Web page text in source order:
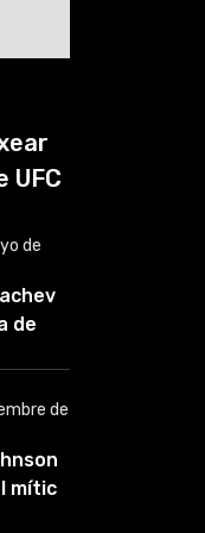
UFC
de
de
a
un
en mi
de
mítico